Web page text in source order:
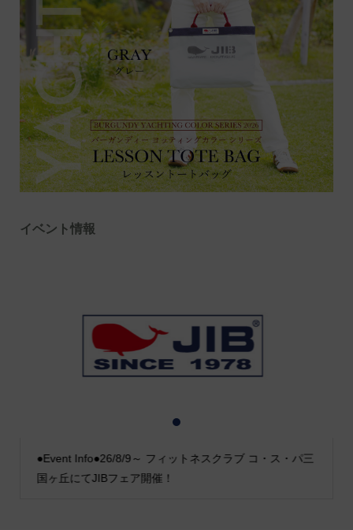
イベント情報
●Event Info●26/8/9～ フィットネスクラブ コ・ス・パ三
国ヶ丘にてJIBフェア開催！
2